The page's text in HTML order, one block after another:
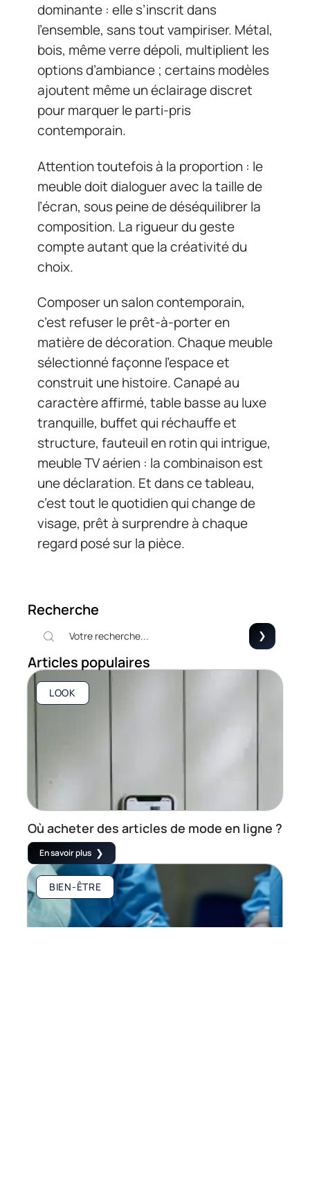
dominante : elle s’inscrit dans
l’ensemble, sans tout vampiriser. Métal,
bois, même verre dépoli, multiplient les
options d’ambiance ; certains modèles
ajoutent même un éclairage discret
pour marquer le parti-pris
contemporain.
Attention toutefois à la proportion : le
meuble doit dialoguer avec la taille de
l’écran, sous peine de déséquilibrer la
composition. La rigueur du geste
compte autant que la créativité du
choix.
Composer un salon contemporain,
c’est refuser le prêt-à-porter en
matière de décoration. Chaque meuble
sélectionné façonne l’espace et
construit une histoire. Canapé au
caractère affirmé, table basse au luxe
tranquille, buffet qui réchauffe et
structure, fauteuil en rotin qui intrigue,
meuble TV aérien : la combinaison est
une déclaration. Et dans ce tableau,
c’est tout le quotidien qui change de
visage, prêt à surprendre à chaque
regard posé sur la pièce.
Recherche
Articles populaires
LOOK
Où acheter des articles de mode en ligne ?
En savoir plus
BIEN-ÊTRE